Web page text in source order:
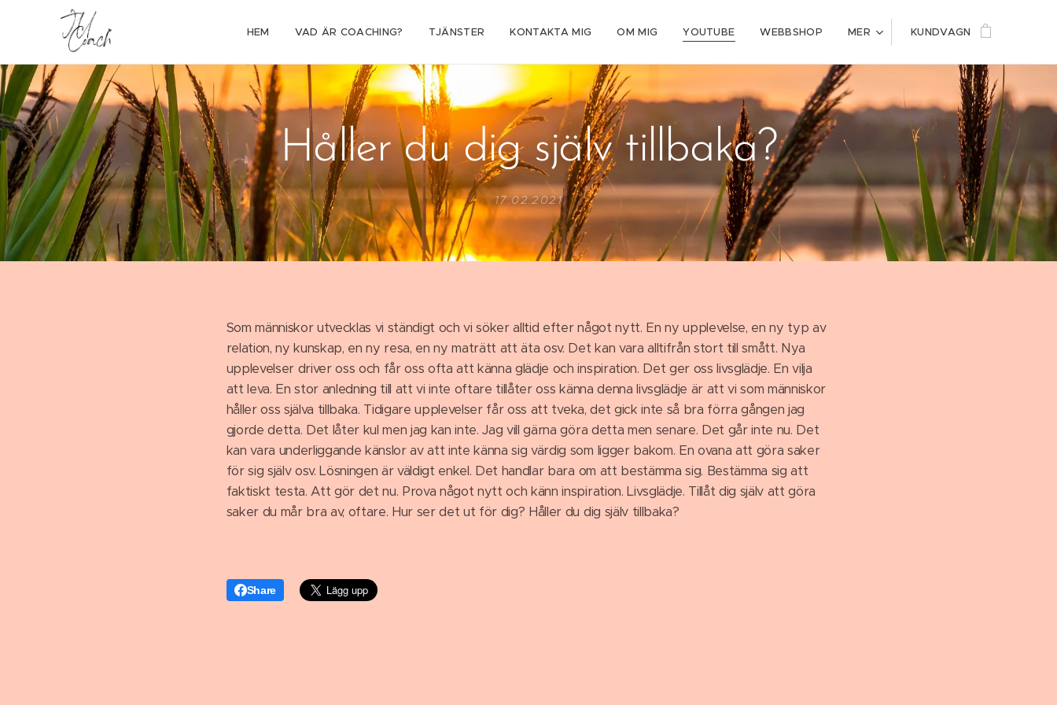
HEM VAD ÄR COACHING? TJÄNSTER KONTAKTA MIG OM MIG YOUTUBE WEBBSHOP MER KUNDVAGN
Håller du dig själv tillbaka?
17.02.2021
Som människor utvecklas vi ständigt och vi söker alltid efter något nytt. En ny upplevelse, en ny typ av
relation, ny kunskap, en ny resa, en ny maträtt att äta osv. Det kan vara alltifrån stort till smått. Nya
upplevelser driver oss och får oss ofta att känna glädje och inspiration. Det ger oss livsglädje. En vilja
att leva. En stor anledning till att vi inte oftare tillåter oss känna denna livsglädje är att vi som människor
håller oss själva tillbaka. Tidigare upplevelser får oss att tveka, det gick inte så bra förra gången jag
gjorde detta. Det låter kul men jag kan inte. Jag vill gärna göra detta men senare. Det går inte nu. Det
kan vara underliggande känslor av att inte känna sig värdig som ligger bakom. En ovana att göra saker
för sig själv osv. Lösningen är väldigt enkel. Det handlar bara om att bestämma sig. Bestämma sig att
faktiskt testa. Att gör det nu. Prova något nytt och känn inspiration. Livsglädje. Tillåt dig själv att göra
saker du mår bra av, oftare. Hur ser det ut för dig? Håller du dig själv tillbaka?
Share